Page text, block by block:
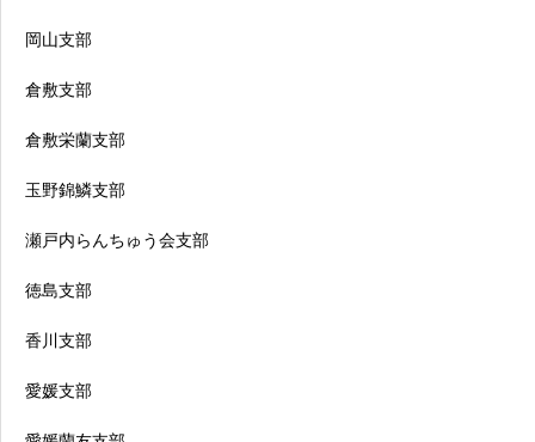
岡山支部
倉敷支部
倉敷栄蘭支部
玉野錦鱗支部
瀬戸内らんちゅう会支部
徳島支部
香川支部
愛媛支部